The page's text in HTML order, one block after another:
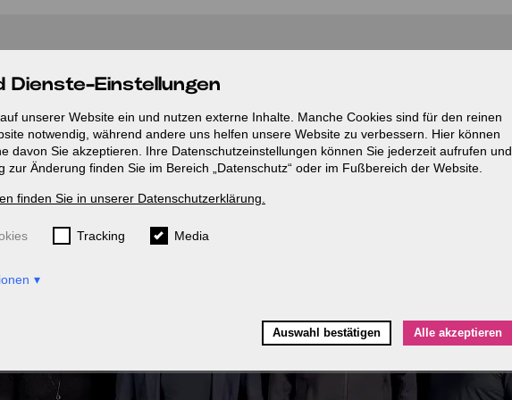
Dienste-Einstellungen
unserer Website ein und nutzen externe Inhalte. Manche Cookies sind für den reinen
notwendig, während andere uns helfen unsere Website zu verbessern. Hier können
davon Sie akzeptieren. Ihre Datenschutzeinstellungen können Sie jederzeit aufrufen und
zur Änderung finden Sie im Bereich „Datenschutz“ oder im Fußbereich der Website.
finden Sie in unserer Datenschutzerklärung.
Tracking Media
Auswahl bestätigen Alle akzeptieren